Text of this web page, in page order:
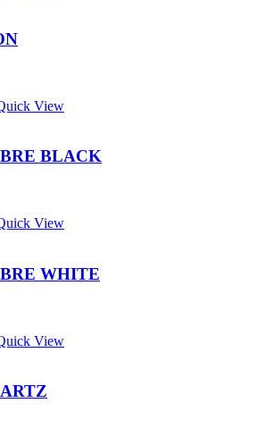
View
BLACK
View
WHITE
View